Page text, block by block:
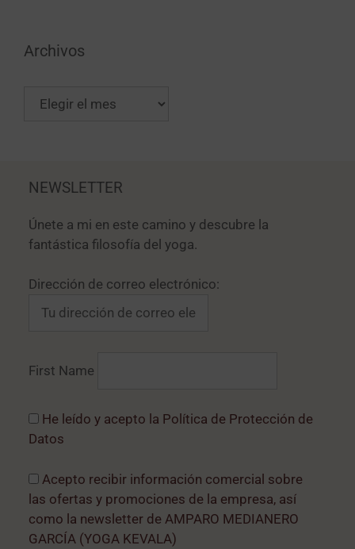
Archivos
NEWSLETTER
Únete a mi en este camino y descubre la
fantástica filosofía del yoga.
Dirección de correo electrónico:
First Name
He leído y acepto la Política de Protección de
Datos
Acepto recibir información comercial sobre
las ofertas y promociones de la empresa, así
como la newsletter de AMPARO MEDIANERO
GARCÍA (YOGA KEVALA)